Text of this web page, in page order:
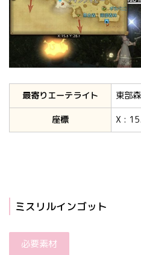
最寄りエーテライト
東部
座標
X :
ミスリルインゴット
必要素材